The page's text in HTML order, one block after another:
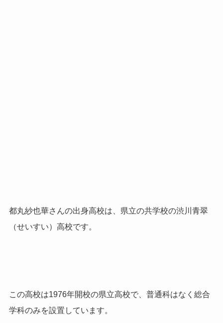
都丸紗也華さんの出身高校は、県立の共学校の渋川青翠
（せいすい）高校です。
この高校は1976年開校の県立高校で、普通科はなく総合
学科のみを設置しています。